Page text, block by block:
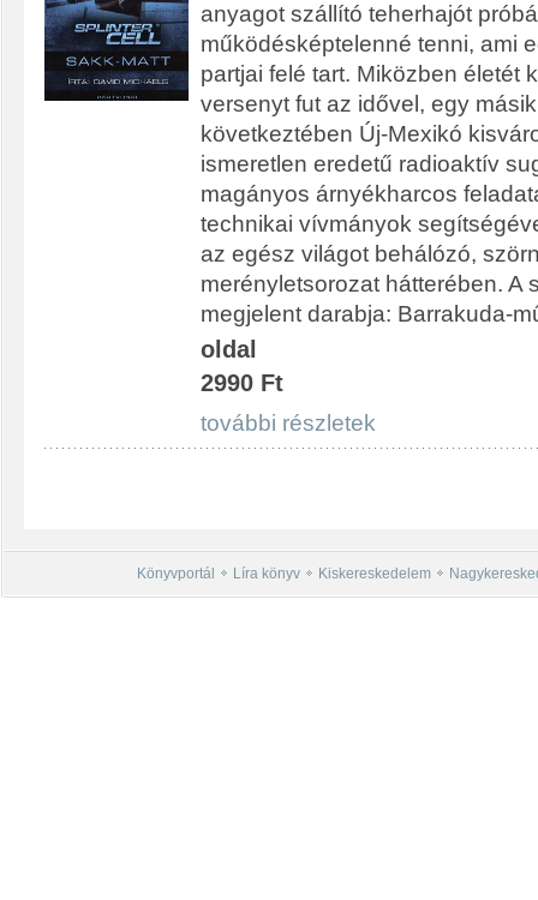
anyagot szállító teherhajót
működésképtelenné tenni, ami
partjai felé tart. Miközben életét
versenyt fut az idővel, egy
következtében Új-Mexikó
ismeretlen eredetű radioaktív
magányos árnyékharcos
technikai vívmányok
az egész világot behálózó,
merényletsorozat hátterében. A
megjelent darabja: Barrakuda-
oldal
2990 Ft
további részletek
Könyvportál Líra könyv Kiskereskedelem